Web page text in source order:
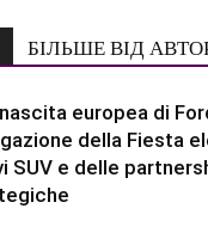
БІЛЬШЕ ВІД
europea di
della Fiesta
SUV e delle